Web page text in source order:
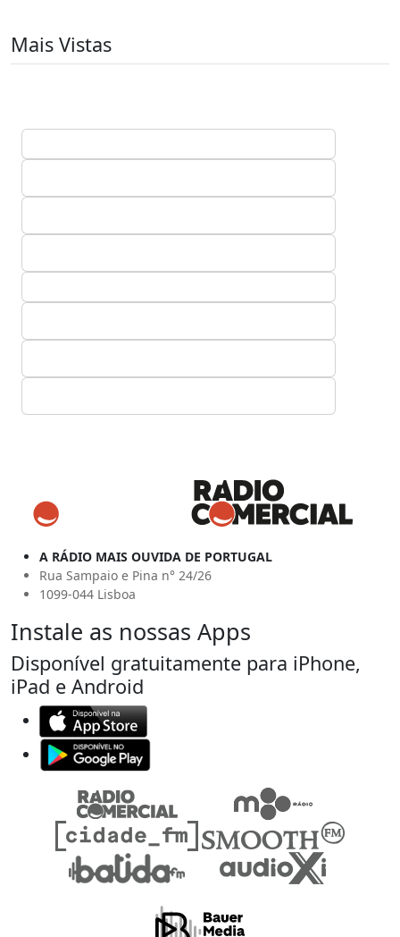
Mais Vistas
A RÁDIO MAIS OUVIDA DE PORTUGAL
Rua Sampaio e Pina n° 24/26
1099-044 Lisboa
Instale as nossas Apps
Disponível gratuitamente para iPhone,
iPad e Android